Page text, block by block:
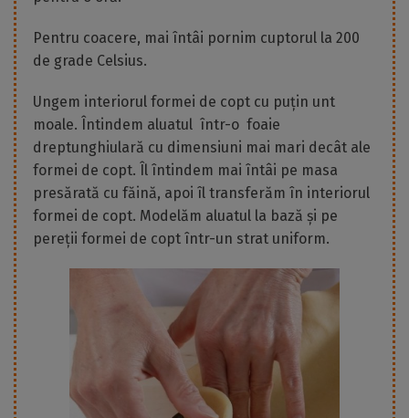
Pentru coacere, mai întâi pornim cuptorul la 200
de grade Celsius.
Ungem interiorul formei de copt cu puțin unt
moale. Întindem aluatul într-o foaie
dreptunghiulară cu dimensiuni mai mari decât ale
formei de copt. Îl întindem mai întâi pe masa
presărată cu făină, apoi îl transferăm în interiorul
formei de copt. Modelăm aluatul la bază și pe
pereții formei de copt într-un strat uniform.